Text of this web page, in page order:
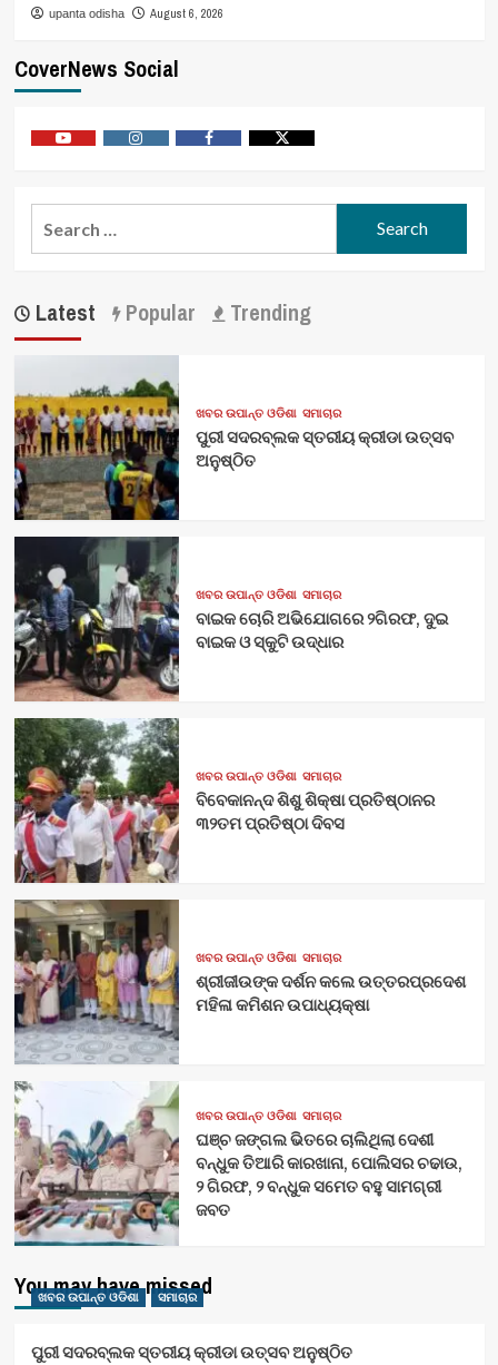
upanta odisha August 6, 2026
CoverNews Social
Latest Popular Trending
ଖବର ଉପାନ୍ତ ଓଡିଶା ସମାଚାର
ପୁରୀ ସଦରବ୍ଲକ ସ୍ତରୀୟ କ୍ରୀଡା ଉତ୍ସବ
ଅନୁଷ୍ଠିତ
ଖବର ଉପାନ୍ତ ଓଡିଶା ସମାଚାର
ବାଇକ ଚୋରି ଅଭିଯୋଗରେ ୨ଗିରଫ, ଦୁଇ
ବାଇକ ଓ ସ୍କୁଟି ଉଦ୍ଧାର
ଖବର ଉପାନ୍ତ ଓଡିଶା ସମାଚାର
ବିବେକାନନ୍ଦ ଶିଶୁ ଶିକ୍ଷା ପ୍ରତିଷ୍ଠାନର
୩୨ତମ ପ୍ରତିଷ୍ଠା ଦିବସ
ଖବର ଉପାନ୍ତ ଓଡିଶା ସମାଚାର
ଶ୍ରୀଜୀଉଙ୍କ ଦର୍ଶନ କଲେ ଉତ୍ତରପ୍ରଦେଶ
ମହିଳା କମିଶନ ଉପାଧ୍ୟକ୍ଷା
ଖବର ଉପାନ୍ତ ଓଡିଶା ସମାଚାର
ଘଞ୍ଚ ଜଙ୍ଗଲ ଭିତରେ ଚାଲିଥିଲା ଦେଶୀ
ବନ୍ଧୁକ ତିଆରି କାରଖାନା, ପୋଲିସର ଚଢାଉ,
୨ ଗିରଫ, ୨ ବନ୍ଧୁକ ସମେତ ବହୁ ସାମଗ୍ରୀ
ଜବତ
You may have missed
ଖବର ଉପାନ୍ତ ଓଡିଶା ସମାଚାର
ପୁରୀ ସଦରବ୍ଲକ ସ୍ତରୀୟ କ୍ରୀଡା ଉତ୍ସବ ଅନୁଷ୍ଠିତ